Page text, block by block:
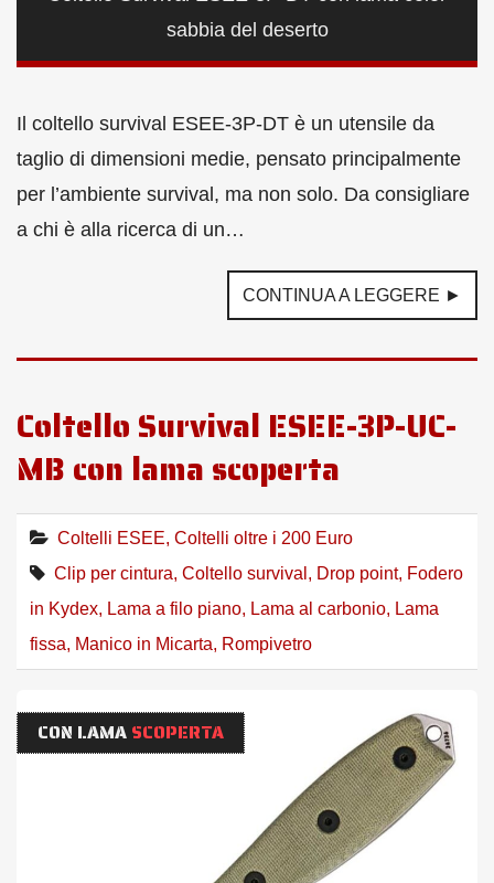
sabbia del deserto
Il coltello survival ESEE-3P-DT è un utensile da
taglio di dimensioni medie, pensato principalmente
per l’ambiente survival, ma non solo. Da consigliare
a chi è alla ricerca di un…
CONTINUA A LEGGERE ►
Coltello Survival ESEE-3P-UC-
MB con lama scoperta
Coltelli ESEE, Coltelli oltre i 200 Euro
Clip per cintura, Coltello survival , Drop point, Fodero
in Kydex, Lama a filo piano, Lama al carbonio, Lama
fissa, Manico in Micarta, Rompivetro
CON LAMA SCOPERTA